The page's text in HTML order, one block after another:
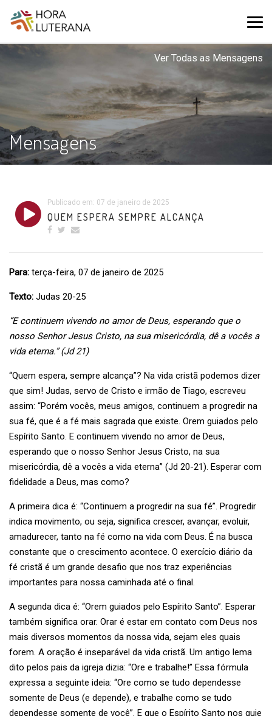
Mensagens
Ver Todas as Mensagens
Publicado em: 07 de janeiro de 2025
QUEM ESPERA SEMPRE ALCANÇA
Para: terça-feira, 07 de janeiro de 2025
Texto: Judas 20-25
“E continuem vivendo no amor de Deus, esperando que o
nosso Senhor Jesus Cristo, na sua misericórdia, dê a vocês a
vida eterna.” (Jd 21)
“Quem espera, sempre alcança”? Na vida cristã podemos dizer
que sim! Judas, servo de Cristo e irmão de Tiago, escreveu
assim: “Porém vocês, meus amigos, continuem a progredir na
sua fé, que é a fé mais sagrada que existe. Orem guiados pelo
Espírito Santo. E continuem vivendo no amor de Deus,
esperando que o nosso Senhor Jesus Cristo, na sua
misericórdia, dê a vocês a vida eterna” (Jd 20-21). Esperar com
fidelidade a Deus, mas como?
A primeira dica é: “Continuem a progredir na sua fé”. Progredir
indica movimento, ou seja, significa crescer, avançar, evoluir,
amadurecer, tanto na fé como na vida com Deus. É na busca
constante que o crescimento acontece. O exercício diário da
fé cristã é um grande desafio que nos traz experiências
importantes para nossa caminhada até o final.
A segunda dica é: “Orem guiados pelo Espírito Santo”. Esperar
também significa orar. Orar é estar em contato com Deus nos
mais diversos momentos da nossa vida, sejam eles quais
forem. A oração é inseparável da vida cristã. Um antigo lema
dito pelos pais da igreja dizia: “Ore e trabalhe!” Essa fórmula
expressa a seguinte ideia: “Ore como se tudo dependesse
somente de Deus (e depende), e trabalhe como se tudo
dependesse somente de você”. E que o Espírito Santo nos guie